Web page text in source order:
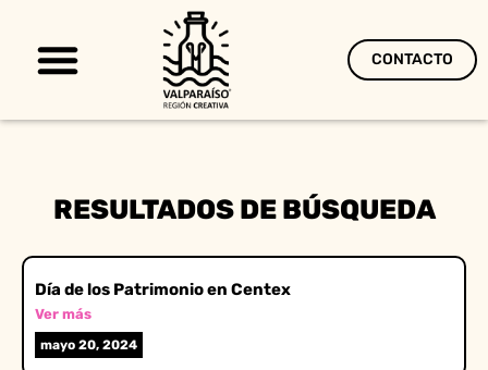
CONTACTO
RESULTADOS DE BÚSQUEDA
Día de los Patrimonio en Centex
Ver más
mayo 20, 2024